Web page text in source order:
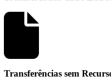
Transferências sem